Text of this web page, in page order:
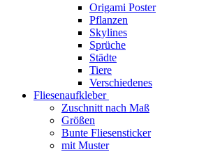
Origami Poster
Pflanzen
Skylines
Sprüche
Städte
Tiere
Verschiedenes
Fliesenaufkleber
Zuschnitt nach Maß
Größen
Bunte Fliesensticker
mit Muster